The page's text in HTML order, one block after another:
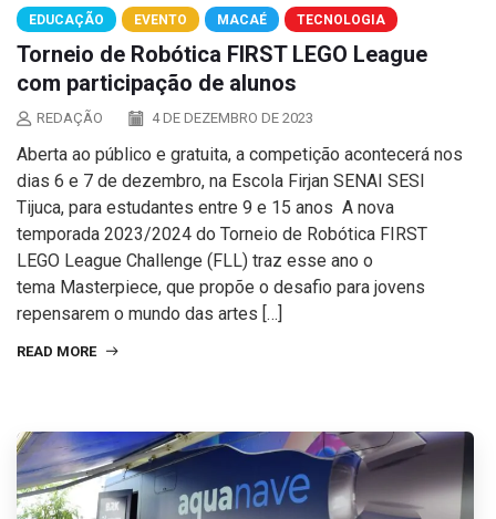
EDUCAÇÃO EVENTO MACAÉ TECNOLOGIA
Torneio de Robótica FIRST LEGO League
com participação de alunos
REDAÇÃO 4 DE DEZEMBRO DE 2023
Aberta ao público e gratuita, a competição acontecerá nos
dias 6 e 7 de dezembro, na Escola Firjan SENAI SESI
Tijuca, para estudantes entre 9 e 15 anos A nova
temporada 2023/2024 do Torneio de Robótica FIRST
LEGO League Challenge (FLL) traz esse ano o
tema Masterpiece, que propõe o desafio para jovens
repensarem o mundo das artes […]
READ MORE